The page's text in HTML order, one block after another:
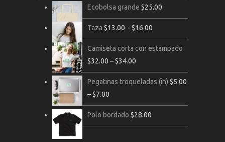
Ecobolsa grande $25.00
Taza $13.00 –$16.00
Camiseta corta con estampado
$32.00 –$34.00
Pegatinas troqueladas (in) $5.00
–$7.00
Polo bordado $28.00